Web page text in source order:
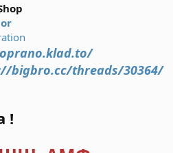
bigbro.cc/threads/30364/
!